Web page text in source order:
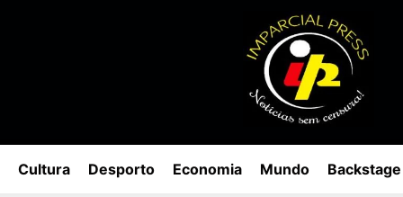
Cultura Desporto Economia Mundo Backstage